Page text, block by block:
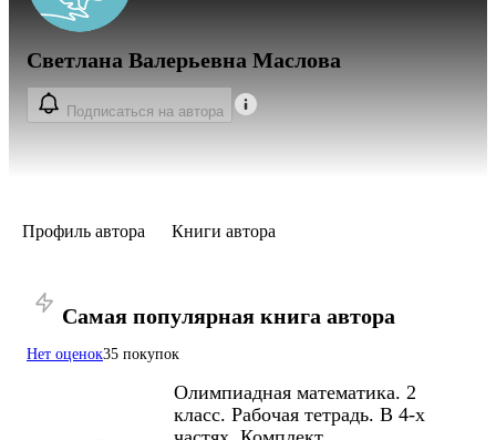
Светлана Валерьевна Маслова
Подписаться на автора
Профиль автора Книги автора
Самая популярная книга автора
Нет оценок35 покупок
Олимпиадная математика. 2
класс. Рабочая тетрадь. В 4-х